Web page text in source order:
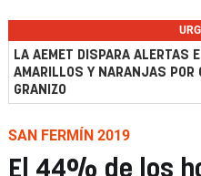
LA AEMET DISPARA ALERTAS
AMARILLOS Y NARANJAS POR
GRANIZO
SAN FERMÍN 2019
El 44% de los